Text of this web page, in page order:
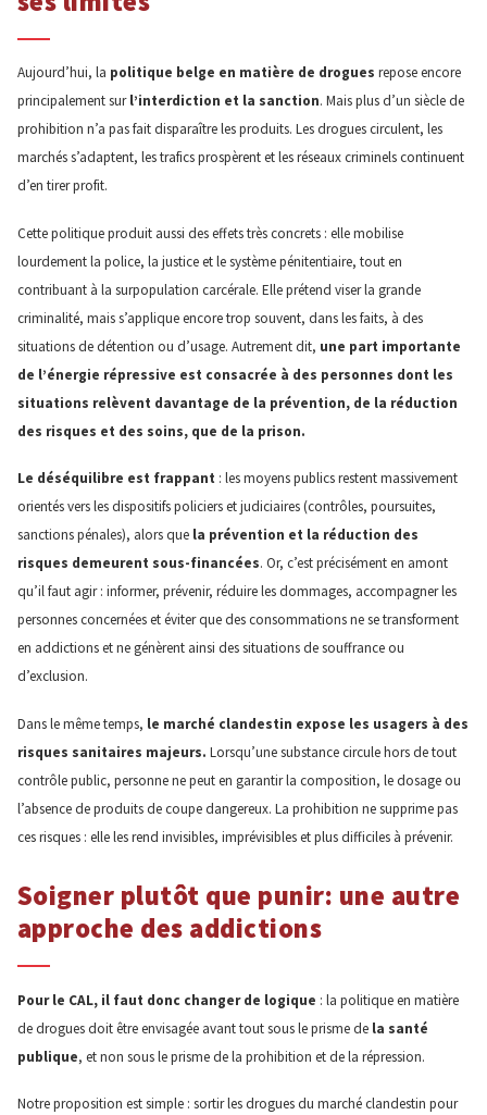
Aujourd’hui, la politique belge en matière de drogues repose encore
principalement surl’interdiction et la sanction. Mais plus d’un siècle de
prohibition n’a pas fait disparaître les produits. Les drogues circulent, les
marchés s’adaptent, les trafics prospèrent et les réseaux criminels continuent
d’en tirer profit.
Cette politique produit aussi des effets très concrets : elle mobilise
lourdement la police, la justice et le système pénitentiaire, tout en
contribuant à la surpopulation carcérale. Elle prétend viser la grande
criminalité, mais s’applique encore trop souvent, dans les faits, à des
situations de détention ou d’usage. Autrement dit, une part importante
de l’énergie répressive est consacrée à des personnes dont les
situations relèvent davantage de la prévention, de la réduction
des risques et des soins, que de la prison.
Le déséquilibre est frappant : les moyens publics restent massivement
orientés vers les dispositifs policiers et judiciaires (contrôles, poursuites,
sanctions pénales), alors que la prévention et la réduction des
risques demeurent sous-financées. Or, c’est précisément en amont
qu’il faut agir : informer, prévenir, réduire les dommages, accompagner les
personnes concernées et éviter que des consommations ne se transforment
en addictions et ne génèrent ainsi des situations de souffrance ou
d’exclusion.
Dans le même temps, le marché clandestin expose les usagers à des
risques sanitaires majeurs. Lorsqu’une substance circule hors de tout
contrôle public, personne ne peut en garantir la composition, le dosage ou
l’absence de produits de coupe dangereux. La prohibition ne supprime pas
ces risques : elle les rend invisibles, imprévisibles et plus difficiles à prévenir.
Soigner plutôt que punir: une autre
approche des addictions
Pour le CAL, il faut donc changer de logique : la politique en matière
de drogues doit être envisagée avant tout sous le prisme de la santé
publique, et non sous le prisme de la prohibition et de la répression.
Notre proposition est simple : sortir les drogues du marché clandestin pour